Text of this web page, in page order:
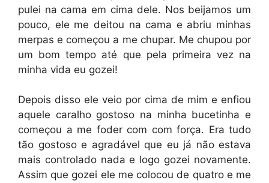
pulei na cama em cima dele. Nos beijamos um
pouco, ele me deitou na cama e abriu minhas
merpas e começou a me chupar. Me chupou por
um bom tempo até que pela primeira vez na
minha vida eu gozei!
Depois disso ele veio por cima de mim e enfiou
aquele caralho gostoso na minha bucetinha e
começou a me foder com com força. Era tudo
tão gostoso e agradável que eu já não estava
mais controlado nada e logo gozei novamente.
Assim que gozei ele me colocou de quatro e me